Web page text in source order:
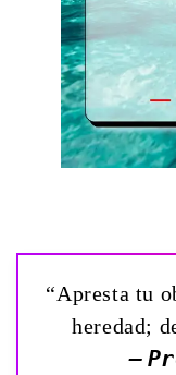
“Apresta tu
heredad;
—